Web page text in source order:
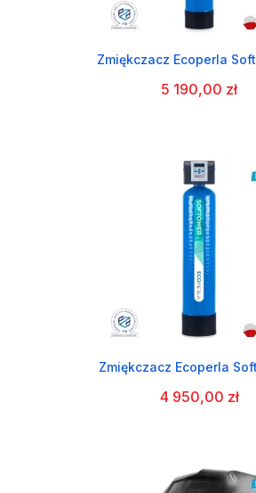
Zmiękczacz Ecoperla
5 190,00 zł
Zmiękczacz Ecoperla
4 950,00 zł